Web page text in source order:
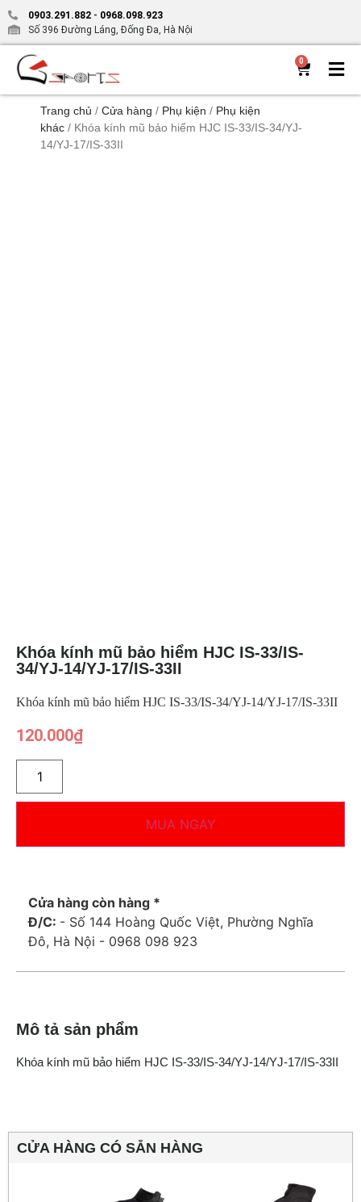
0903.291.882 - 0968.098.923
Số 396 Đường Láng, Đống Đa, Hà Nội
0
Trang chủ / Cửa hàng / Phụ kiện / Phụ kiện
khác / Khóa kính mũ bảo hiểm HJC IS-33/IS-34/YJ-
14/YJ-17/IS-33II
Khóa kính mũ bảo hiểm HJC IS-33/IS-
34/YJ-14/YJ-17/IS-33II
Khóa kính mũ bảo hiểm HJC IS-33/IS-34/YJ-14/YJ-17/IS-33II
120.000₫
MUA NGAY
Cửa hàng còn hàng *
Đ/C: - Số 144 Hoàng Quốc Việt, Phường Nghĩa
Đô, Hà Nội - 0968 098 923
Mô tả sản phẩm
Khóa kính mũ bảo hiểm HJC IS-33/IS-34/YJ-14/YJ-17/IS-33II
CỬA HÀNG CÓ SẴN HÀNG